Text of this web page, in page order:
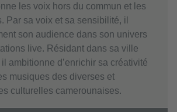
les voix hors du commun et les
Par sa voix et sa sensibilité, il
son audience dans son univers
live. Résidant dans sa ville
ambitionne d’enrichir sa créativité
musiques des diverses et
culturelles camerounaises.